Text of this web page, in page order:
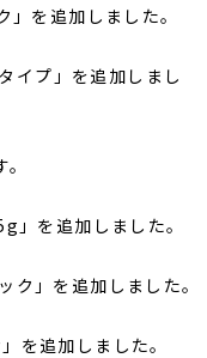
を追加しました。
イプ」を追加しまし
を追加しました。
」を追加しました。
を追加しました。